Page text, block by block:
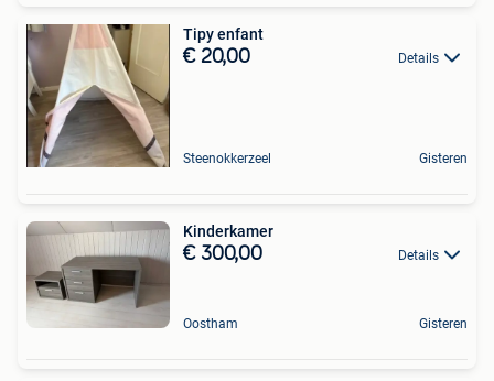
Tipy enfant
€ 20,00 Details
Steenokkerzeel Gisteren
Kinderkamer
€ 300,00 Details
Oostham Gisteren